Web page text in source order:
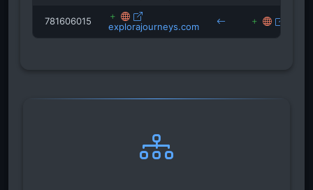
781606015 explorajourneys.com